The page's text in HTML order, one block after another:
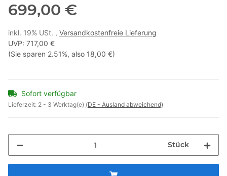
699,00 €
inkl. 19% USt. , Versandkostenfreie Lieferung
UVP: 717,00 €
(Sie sparen 2.51%, also 18,00 €)
Sofort verfügbar
Lieferzeit: 2 - 3 Werktag(e) (DE - Ausland abweichend)
Stück